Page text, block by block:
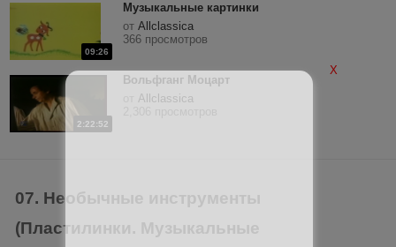
09:26
Музыкальные картинки
от Allclassica
366 просмотров
2:22:52
Вольфганг Моцарт
Allclassica
07. Необычные инструменты
(Пластилинки. Музыкальные
X